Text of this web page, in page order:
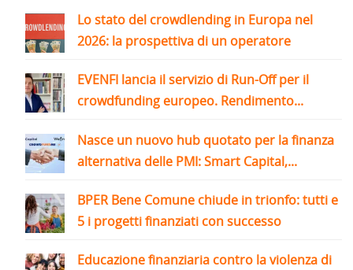
Lo stato del crowdlending in Europa nel
2026: la prospettiva di un operatore
EVENFI lancia il servizio di Run-Off per il
crowdfunding europeo. Rendimento...
Nasce un nuovo hub quotato per la finanza
alternativa delle PMI: Smart Capital,...
BPER Bene Comune chiude in trionfo: tutti e
5 i progetti finanziati con successo
Educazione finanziaria contro la violenza di